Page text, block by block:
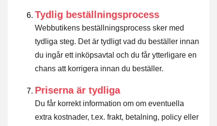
Tydlig beställningsprocess
Webbutikens beställningsprocess sker med
tydliga steg. Det är tydligt vad du beställer innan
du ingår ett inköpsavtal och du får ytterligare en
chans att korrigera innan du beställer.
Priserna är tydliga
Du får korrekt information om om eventuella
extra kostnader, t.ex. frakt, betalning, policy eller